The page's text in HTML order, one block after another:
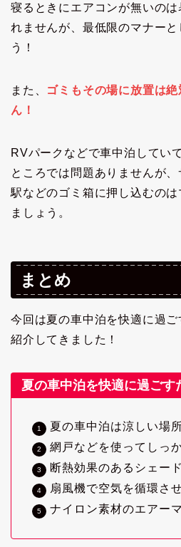
寝るときにエアコンが無いの
れませんが、最低限のマナー
う！
また、 ゴミもその場に放置は
ん！
RVパークなどで車中泊してい
ところでは問題ありませんが
駅などのゴミ箱に押し込むの
ましょう。
まとめ
今回は夏の車中泊を快適に過
紹介してきました！
夏の車中泊を快適に過ごす
夏の車中泊は涼しい場
網戸などを使ってしっ
断熱効果のあるシェー
扇風機で空気を循環さ
ナイロン素材のエアー